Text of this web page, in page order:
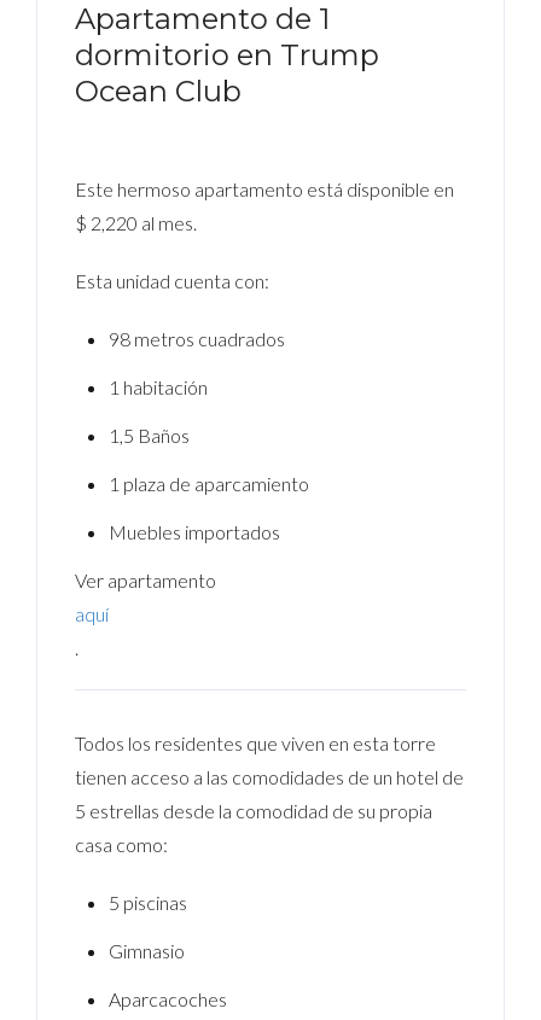
Apartamento de 1
dormitorio en Trump
Ocean Club
Este hermoso apartamento está disponible en
$ 2,220 al mes.
Esta unidad cuenta con:
98 metros cuadrados
1 habitación
1,5 Baños
1 plaza de aparcamiento
Muebles importados
Ver apartamento
aquí
.
Todos los residentes que viven en esta torre
tienen acceso a las comodidades de un hotel de
5 estrellas desde la comodidad de su propia
casa como:
5 piscinas
Gimnasio
Aparcacoches